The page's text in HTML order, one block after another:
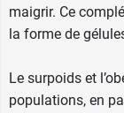
piloselle,
Poids net :
maigrir. Ce
la forme de
Le surpoids et
populations, en